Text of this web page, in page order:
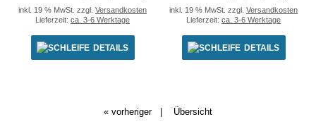
inkl. 19 % MwSt. zzgl. Versandkosten
Lieferzeit: ca. 3-6 Werktage
DETAILS
inkl. 19 % MwSt. zzgl. Versandkosten
Lieferzeit: ca. 3-6 Werktage
DETAILS
« vorheriger| Übersicht